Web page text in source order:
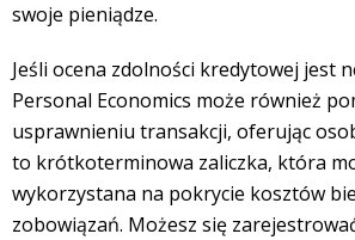
swoje pieniądze.
Jeśli ocena zdolności kredytowej jest
Personal Economics może również
usprawnieniu transakcji, oferując
to krótkoterminowa zaliczka, która
wykorzystana na pokrycie kosztów
zobowiązań. Możesz się